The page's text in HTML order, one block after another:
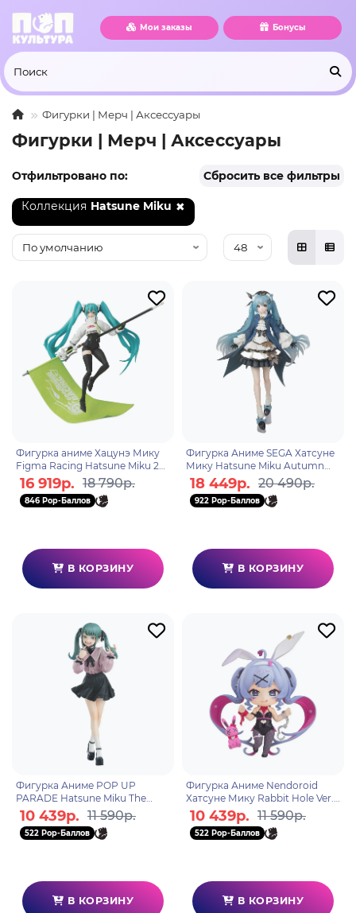
Мои заказы Бонусы
Фигурки | Мерч | Аксессуары
Фигурки | Мерч | Аксессуары
Отфильтровано по: Сбросить все фильтры
Коллекция Hatsune Miku
Фигурка аниме Хацунэ Мику
Figma Racing Hatsune Miku 20
22 Ver. 4580590129634
16 919р. 18 790р.
846 Pop-Баллов
В КОРЗИНУ
Фигурка Аниме SEGA Хатсуне
Мику Hatsune Miku Autumn
Outing 22см 4582733437866
18 449р. 20 490р.
922 Pop-Баллов
В КОРЗИНУ
Фигурка Аниме POP UP
PARADE Hatsune Miku The
Vampire Ver. L 24см
4580590204966
10 439р. 11 590р.
522 Pop-Баллов
В КОРЗИНУ
Фигурка Аниме Nendoroid
Хатсуне Мику Rabbit Hole Ver.
10см 4580590208780
10 439р. 11 590р.
522 Pop-Баллов
В КОРЗИНУ